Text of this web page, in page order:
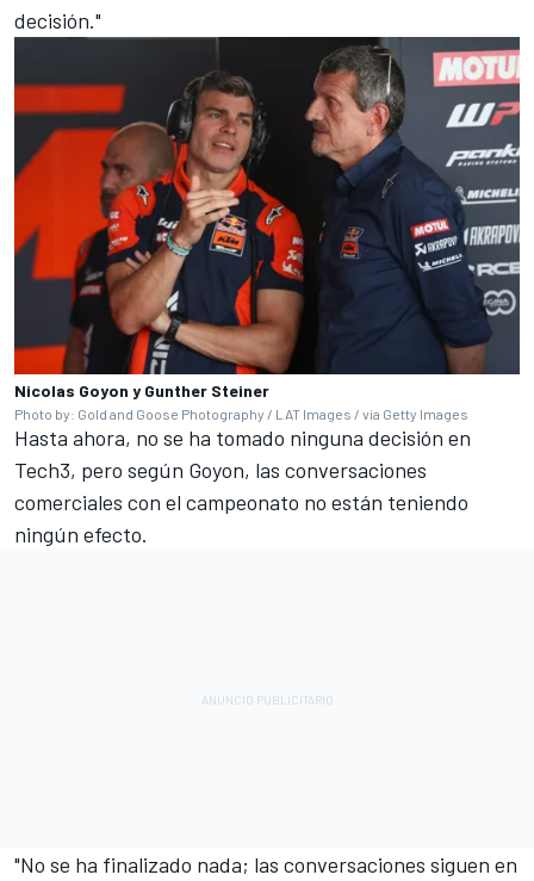
decisión."
Nicolas Goyon y Gunther Steiner
Photo by: Gold and Goose Photography / LAT Images / via Getty Images
Hasta ahora, no se ha tomado ninguna decisión en
Tech3, pero según Goyon, las conversaciones
comerciales con el campeonato no están teniendo
ningún efecto.
"No se ha finalizado nada; las conversaciones siguen en